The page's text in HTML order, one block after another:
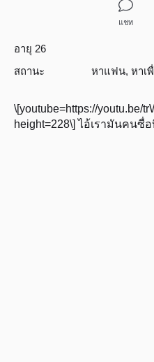
แชท
อายุ 26
สถานะ
หาแฟน, หาเ
\[youtube=https://youtu.be/
height=228\] ไอ้เรามันคนซื่